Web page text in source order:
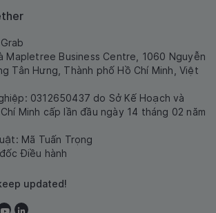
Mapletree Business Centre, 1060 Nguyễn
Tân Hưng, Thành phố Hồ Chí Minh, Việt
0312650437 do Sở Kế Hoạch và
Minh cấp lần đầu ngày 14 tháng 02 năm
Mã Tuấn Trọng
Điều hành
updated!